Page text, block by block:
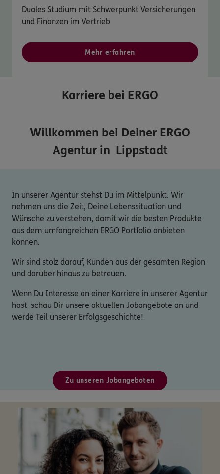
Duales Studium mit Schwerpunkt Versicherungen
und Finanzen im Vertrieb
Mehr erfahren
Karriere bei ERGO
Willkommen bei Deiner ERGO
Agentur in Lippstadt
In unserer Agentur stehst Du im Mittelpunkt. Wir
nehmen uns die Zeit, Deine Lebenssituation und
Wünsche zu verstehen, damit wir die besten Produkte
aus dem umfangreichen ERGO Portfolio anbieten
können.
Wir sind stolz darauf, Kunden aus der gesamten Region
und darüber hinaus zu betreuen.
Wenn Du Interesse an einer Karriere in unserer Agentur
hast, schau Dir unsere aktuellen Jobangebote an und
werde Teil unserer Erfolgsgeschichte!
Zu unseren Jobangeboten